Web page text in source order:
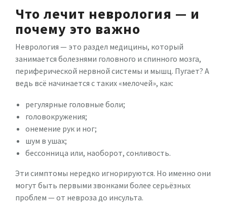
Что лечит неврология — и
почему это важно
Неврология — это раздел медицины, который
занимается болезнями головного и спинного мозга,
периферической нервной системы и мышц. Пугает? А
ведь всё начинается с таких «мелочей», как:
регулярные головные боли;
головокружения;
онемение рук и ног;
шум в ушах;
бессонница или, наоборот, сонливость.
Эти симптомы нередко игнорируются. Но именно они
могут быть первыми звонками более серьёзных
проблем — от невроза до инсульта.